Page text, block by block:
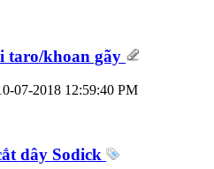
taro/khoan gãy
07-2018 12:59:40 PM
dây Sodick